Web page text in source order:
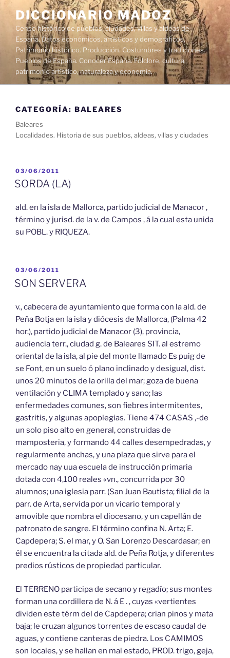
contenido
DICCIONARIO MADOZ
Censo histórico de pueblos, ciudades, villas y aldeas de
España. Datos económicos, artísticos y demográficos.
Patrimonio histórico. Producción. Costumbres y tradiciones.
Pueblos de España. Conocer España. Folclore, cultura,
patrimonio artístico, naturaleza y economía.
CATEGORÍA: BALEARES
Baleares
Localidades. Historia de sus pueblos, aldeas, villas y ciudades
PUBLICADO
EL
03/06/2011
SORDA (LA)
ald. en la isla de Mallorca, partido judicial de Manacor ,
término y jurisd. de la v. de Campos , á la cual esta unida
su POBL. y RIQUEZA.
PUBLICADO
EL
03/06/2011
SON SERVERA
v., cabecera de ayuntamiento que forma con la ald. de
Peña Botja en la isla y diócesis de Mallorca, (Palma 42
hor.), partido judicial de Manacor (3), provincia,
audiencia terr., ciudad g. de Baleares SIT. al estremo
oriental de la isla, al pie del monte llamado Es puig de
se Font, en un suelo ó plano inclinado y desigual, dist.
unos 20 minutos de la orilla del mar; goza de buena
ventilación y CLIMA templado y sano; las
enfermedades comunes, son fiebres intermitentes,
gastritis, y algunas apoplegias. Tiene 474 CASAS ,-de
un solo piso alto en general, construidas de
mamposteria, y formando 44 calles desempedradas, y
regularmente anchas, y una plaza que sirve para el
mercado nay uua escuela de instrucción primaria
dotada con 4,100 reales «vn., concurrida por 30
alumnos; una iglesia parr. (San Juan Bautista; filial de la
parr. de Arta, servida por un vicario temporal y
amovible que nombra el diocesano, y un capellán de
patronato de sangre. El término confina N. Arta; E.
Capdepera; S. el mar, y O. San Lorenzo Descardasar; en
él se encuentra la citada ald. de Peña Rotja, y diferentes
predios rústicos de propiedad particular.
El TERRENO participa de secano y regadío; sus montes
forman una cordillera de N. á E . , cuyas «vertientes
dividen este térm del de Capdepera; crian pinos y mata
baja; le cruzan algunos torrentes de escaso caudal de
aguas, y contiene canteras de piedra. Los CAMIMOS
son locales, y se hallan en mal estado, PROD. trigo, geja,